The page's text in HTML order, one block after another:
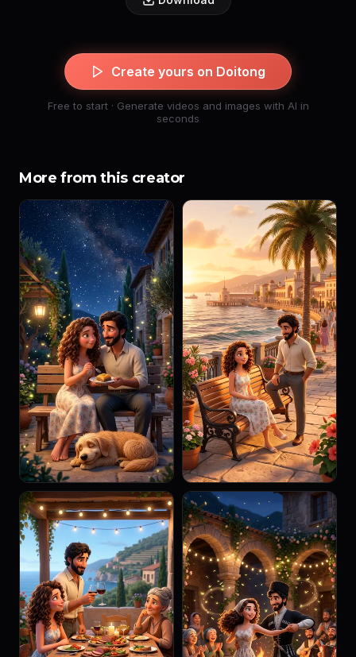
Create yours on Doitong
Free to start · Generate videos and images with AI in
seconds
More from this creator